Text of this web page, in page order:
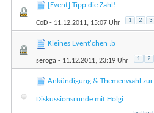
[Event] Tipp die Zahl!
CoD - 11.12.2011, 15:07 Uhr 1 2 3
Kleines Event'chen :b
seroga - 11.12.2011, 23:19 Uhr 1 2
Ankündigung & Themenwahl zur
Diskussionsrunde mit Holgi